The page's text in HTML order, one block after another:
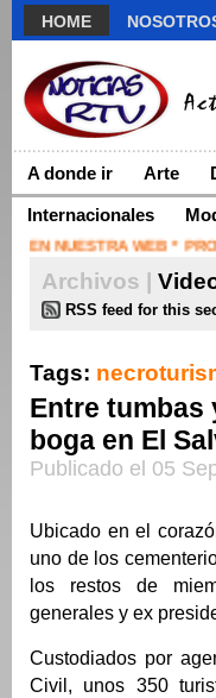
HOME
A donde ir Arte
Internacionales
WEB * PRONTO
Archivos |
RSS feed for this
Tags:
Entre tumbas
boga en El
Publicado el 05
Ubicado en el
uno de los
los restos de
generales y ex
Custodiados por
Civil, unos 350